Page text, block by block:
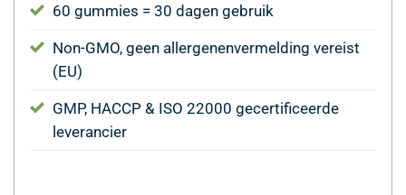
60 gummies = 30 dagen gebruik
Non-GMO, geen allergenenvermelding vereist
(EU)
GMP, HACCP & ISO 22000 gecertificeerde
leverancier